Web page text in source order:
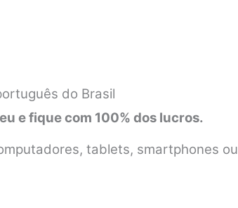
do Brasil
e fique com 100% dos lucros.
tablets, smartphones ou